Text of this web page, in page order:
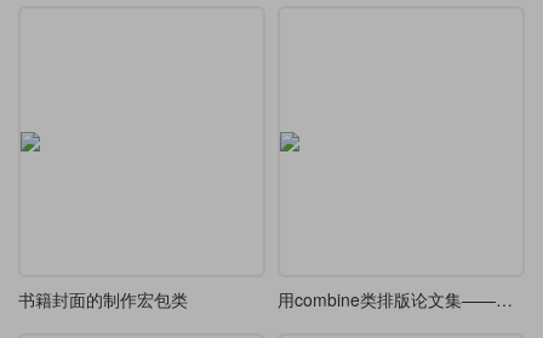
书籍封面的制作宏包类 用combine类排版论文集——以钱学森《论系统工程》为例